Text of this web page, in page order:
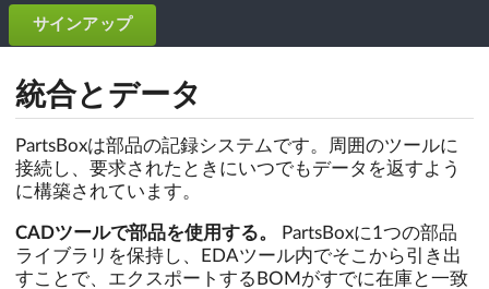
サインアップ
統合とデータ
PartsBoxは部品の記録システムです。周囲のツールに
接続し、要求されたときにいつでもデータを返すよう
に構築されています。
CADツールで部品を使用する。
PartsBoxに1つの部品
ライブラリを保持し、EDAツール内でそこから引き出
すことで、エクスポートするBOMがすでに在庫と一致